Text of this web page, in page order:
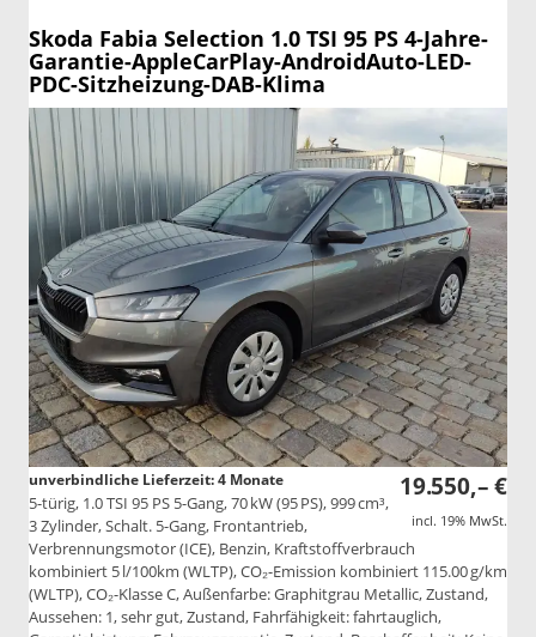
Skoda Fabia Selection 1.0 TSI 95 PS 4-Jahre-
Garantie-AppleCarPlay-AndroidAuto-LED-
PDC-Sitzheizung-DAB-Klima
19.550,– €
incl. 19% MwSt.
unverbindliche Lieferzeit:4 Monate
5-türig, 1.0 TSI 95 PS 5-Gang, 70 kW (95 PS), 999 cm³,
3 Zylinder, Schalt. 5-Gang, Frontantrieb,
Verbrennungsmotor (ICE), Benzin, Kraftstoffverbrauch
kombiniert 5 l/100km (WLTP), CO₂-Emission kombiniert 115.00 g/km
(WLTP), CO₂-Klasse C, Außenfarbe: Graphitgrau Metallic, Zustand,
Aussehen: 1, sehr gut, Zustand, Fahrfähigkeit: fahrtauglich,